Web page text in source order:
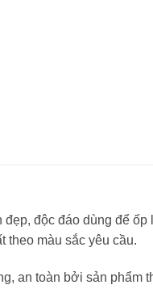
độc đáo dùng để ốp
theo màu sắc yêu cầu.
an toàn bởi sản phẩm